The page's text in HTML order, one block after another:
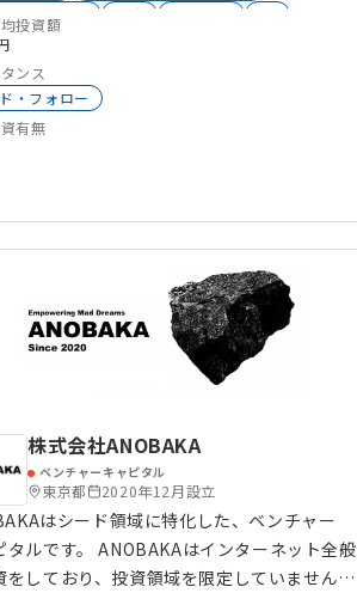
ックチェーン
物流
ティング
投資額
ンス
・フォロー
有無
株式会社ANOBAKA
ベンチャーキャピタル
東京都 2020年12月設立
はシード領域に特化した、ベンチャー
タルです。 ANOBAKAはインターネット全般
をしており、投資領域を限定していません。